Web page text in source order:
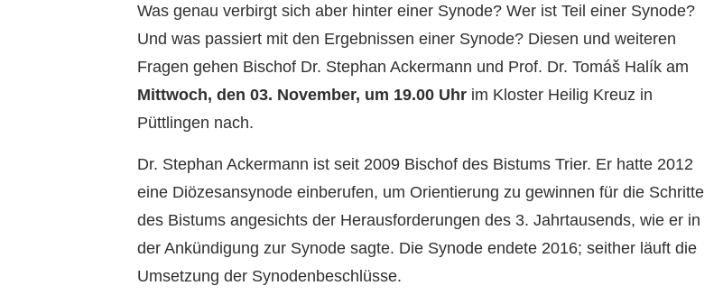
Was genau verbirgt sich aber hinter einer Synode? Wer ist Teil einer Synode?
Und was passiert mit den Ergebnissen einer Synode? Diesen und weiteren
Fragen gehen Bischof Dr. Stephan Ackermann und Prof. Dr. Tomáš Halík am
Mittwoch, den 03. November, um 19.00 Uhr im Kloster Heilig Kreuz in
Püttlingen nach.
Dr. Stephan Ackermann ist seit 2009 Bischof des Bistums Trier. Er hatte 2012
eine Diözesansynode einberufen, um Orientierung zu gewinnen für die Schritte
des Bistums angesichts der Herausforderungen des 3. Jahrtausends, wie er in
der Ankündigung zur Synode sagte. Die Synode endete 2016; seither läuft die
Umsetzung der Synodenbeschlüsse.